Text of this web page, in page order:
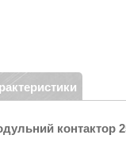
контактор